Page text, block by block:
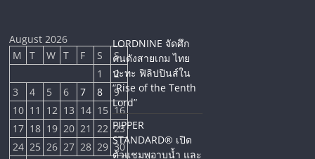
August 2026
M
T W T F S
S
1
2
3
4 5 6 7 8
9
10 11 12 13 14 15 16
17 18 19 20 21 22 23
24 25 26 27 28 29 30
LORDNINE จัดศึก
คนดังสายเกม ไทย
ปะทะ ฟิลิปปินส์ใน
“Rise of the Tenth
Lord”
PIPPER
STANDARD® เปิด
ตัวแชมพูอาบน้ำ และ